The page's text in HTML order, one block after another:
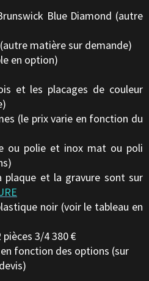
Blue Diamond (autre
matière sur demande)
en option)
et les placages de couleur
prix varie en fonction du
ou polie et inox mat ou poli
plaque et la gravure sont sur
noir (voir le tableau en
pièces 3/4 380 €
fonction des options (sur
devis)